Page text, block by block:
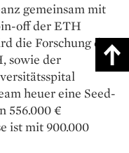
gemeinsam mit
off der ETH
die Forschung des
sowie der
heuer eine Seed-
556.000 €
ist mit 900.000